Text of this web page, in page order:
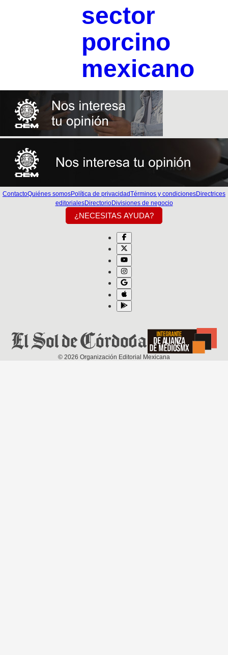
sector
porcino
mexicano
ContactoQuiénes somosPolítica de privacidadTérminos y condicionesDirectrices
editorialesDirectorioDivisiones de negocio
¿NECESITAS AYUDA?
© 2026 Organización Editorial Mexicana